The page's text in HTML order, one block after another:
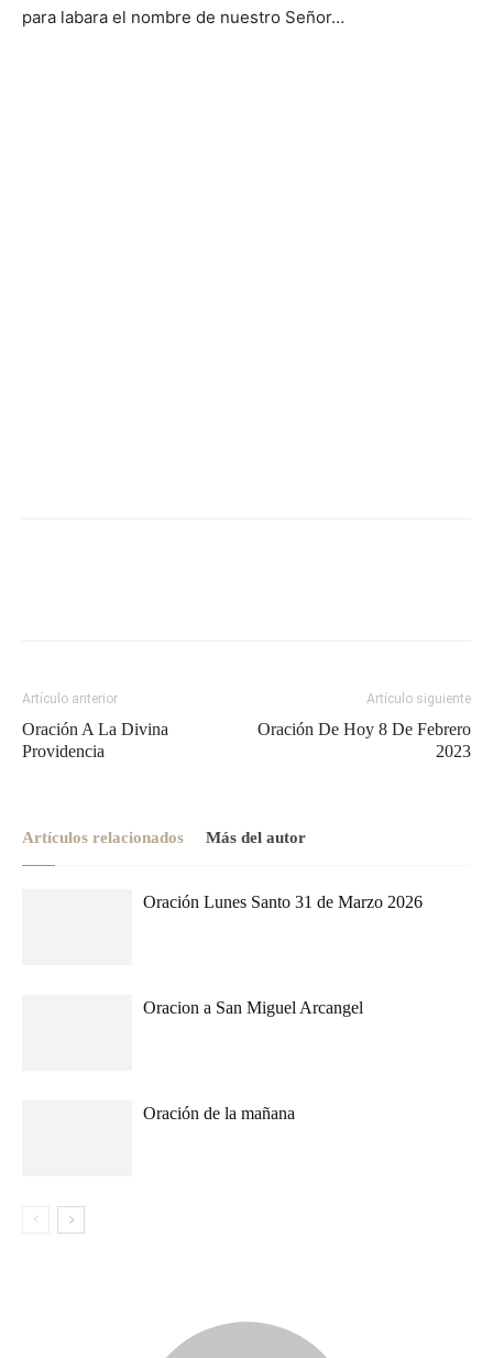
para labara el nombre de nuestro Señor…
Artículo anterior
Oración A La Divina
Providencia
Artículo siguiente
Oración De Hoy 8 De Febrero
2023
Artículos relacionados Más del autor
Oración Lunes Santo 31 de Marzo 2026
Oracion a San Miguel Arcangel
Oración de la mañana